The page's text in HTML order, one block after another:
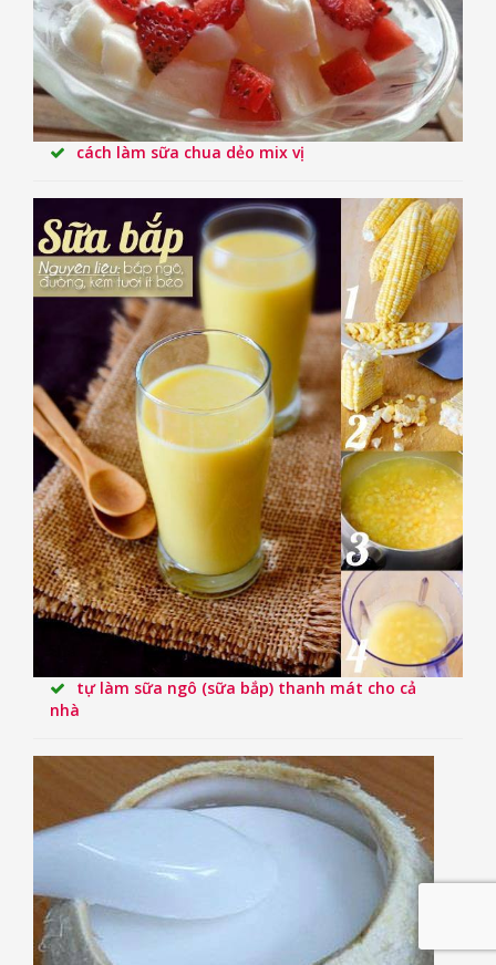
cách làm sữa chua dẻo mix vị
tự làm sữa ngô (sữa bắp) thanh mát cho cả
nhà